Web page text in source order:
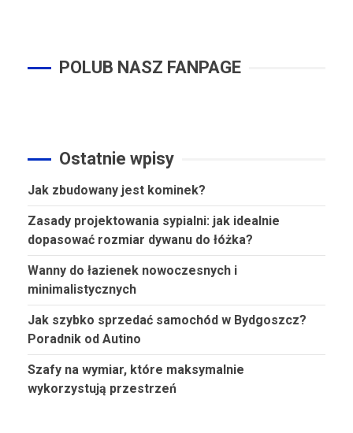
POLUB NASZ FANPAGE
Ostatnie wpisy
Jak zbudowany jest kominek?
Zasady projektowania sypialni: jak idealnie
dopasować rozmiar dywanu do łóżka?
Wanny do łazienek nowoczesnych i
minimalistycznych
Jak szybko sprzedać samochód w Bydgoszcz?
Poradnik od Autino
Szafy na wymiar, które maksymalnie
wykorzystują przestrzeń